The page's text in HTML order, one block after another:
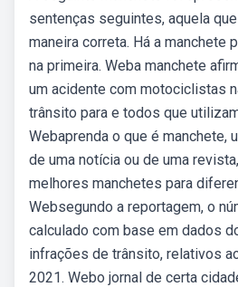
sentenças seguintes, aquela
maneira correta. Há a manchete
na primeira. Weba manchete
um acidente com motociclistas
trânsito para e todos que
Webaprenda o que é manchete,
de uma notícia ou de uma
melhores manchetes para
Websegundo a reportagem, o
calculado com base em dados
infrações de trânsito, relativos
2021. Webo jornal de certa